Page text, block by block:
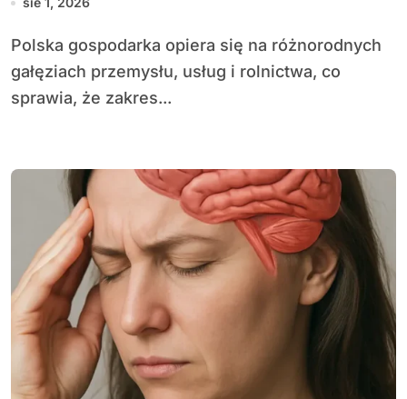
Polska gospodarka opiera się na różnorodnych
gałęziach przemysłu, usług i rolnictwa, co
sprawia, że zakres...